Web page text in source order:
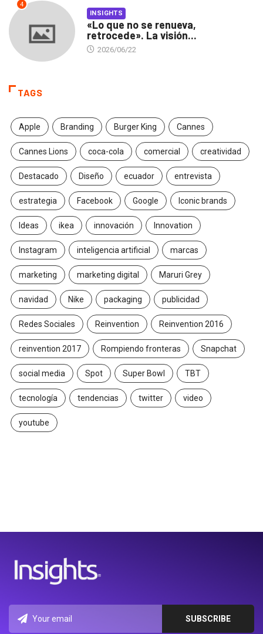
4
INSIGHTS
«Lo que no se renueva,
retrocede». La visión...
2026/06/22
TAGS
Apple Branding Burger King Cannes
Cannes Lions coca-cola comercial creatividad
Destacado Diseño ecuador entrevista
estrategia Facebook Google Iconic brands
Ideas ikea innovación Innovation
Instagram inteligencia artificial marcas
marketing marketing digital Maruri Grey
navidad Nike packaging publicidad
Redes Sociales Reinvention Reinvention 2016
reinvention 2017 Rompiendo fronteras Snapchat
social media Spot Super Bowl TBT
tecnología tendencias twitter video
youtube